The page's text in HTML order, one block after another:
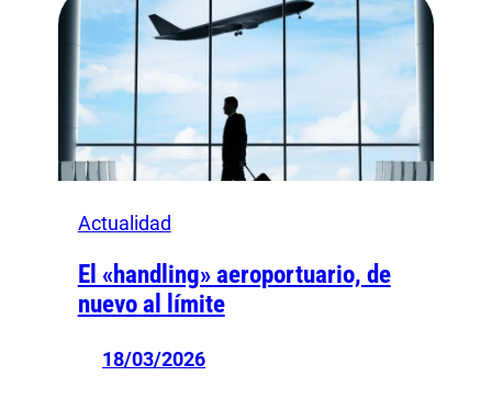
Actualidad
El «handling» aeroportuario, de
nuevo al límite
18/03/2026